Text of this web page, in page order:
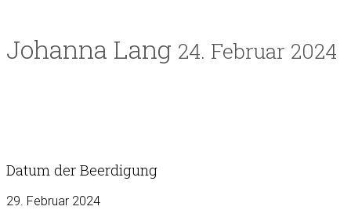
Johanna Lang 24. Februar 2024
Datum der Beerdigung
29. Februar 2024